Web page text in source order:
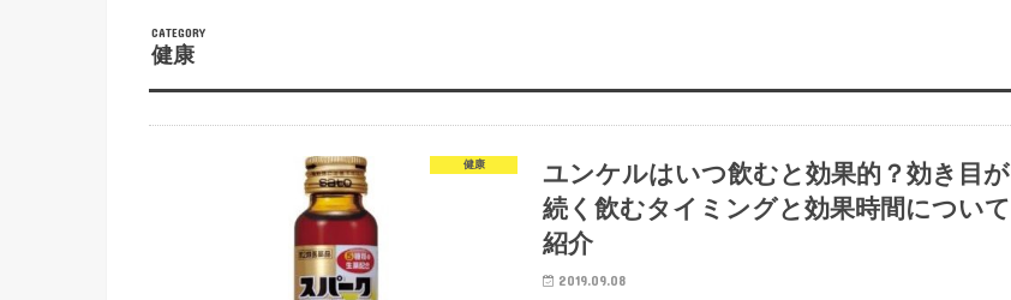
健康
健康
ユンケルはいつ飲むと効果的？効き目が
続く飲むタイミングと効果時間について
紹介
2019.09.08